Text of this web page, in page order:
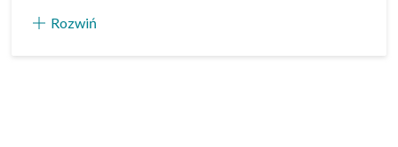
Rozwiń